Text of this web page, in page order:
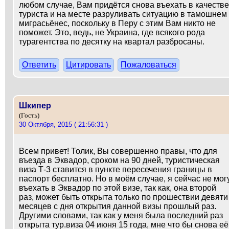
любом случае, Вам придётся снова въехать в качестве
туриста и на месте разруливать ситуацию в тамошнем
миграсьёнес, поскольку в Перу с этим Вам никто не
поможет. Это, ведь, не Украина, где всякого рода
турагентства по десятку на квартал разбросаны.
Ответить Цитировать Пожаловаться
Шкипер
(Гость)
30 Октября, 2015 ( 21:56:31 )
Всем привет! Толик, Вы совершенно правы, что для
въезда в Эквадор, сроком на 90 дней, туристическая
виза Т-3 ставится в пункте пересечения границы в
паспорт бесплатно. Но в моём случае, я сейчас не
въехать в Эквадор по этой визе, так как, она второй
раз, может быть открыта только по прошествии девяти
месяцев с дня открытия данной визы прошлый раз.
Другими словами, так как у меня была последний раз
открыта тур.виза 04 июня 15 года, мне что бы снова её